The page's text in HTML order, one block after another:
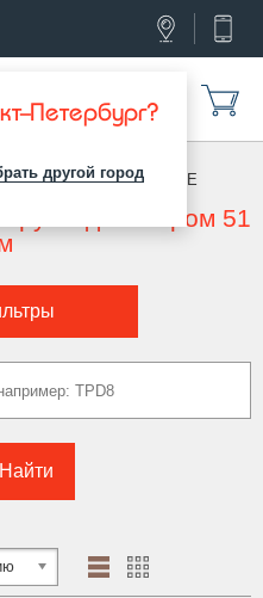
Петербург?
другой город
ДЛЯ ТРУБ /КРУГЛЫЕ
трубы диаметром 51
Найти